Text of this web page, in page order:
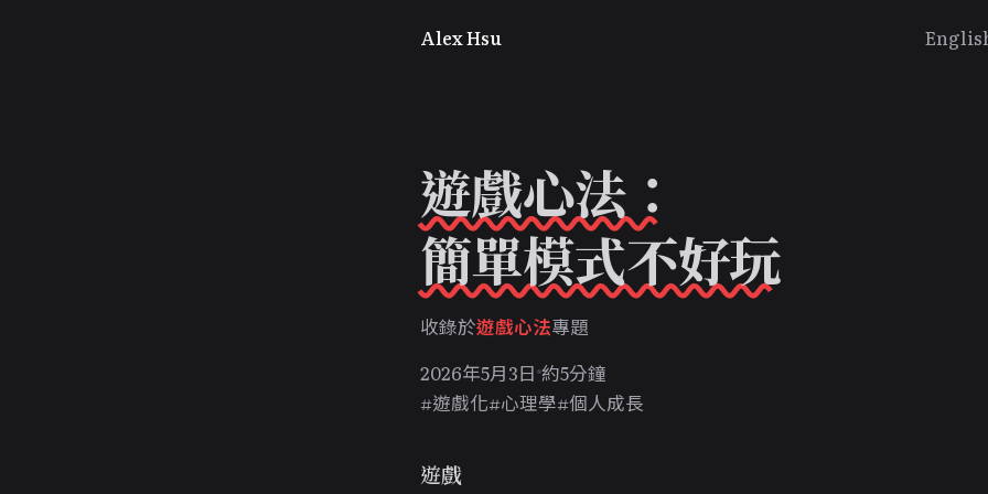
Alex Hsu
遊戲心法：
簡單模式不好玩
收錄於遊戲心法專題
2026年5月3日 約5分鐘
#遊戲化#心理學#個人成長
遊戲